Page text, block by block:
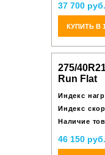
37 700
КУПИТЬ В
275/
Run Flat
Индекс
Индекс
Наличие
46 150